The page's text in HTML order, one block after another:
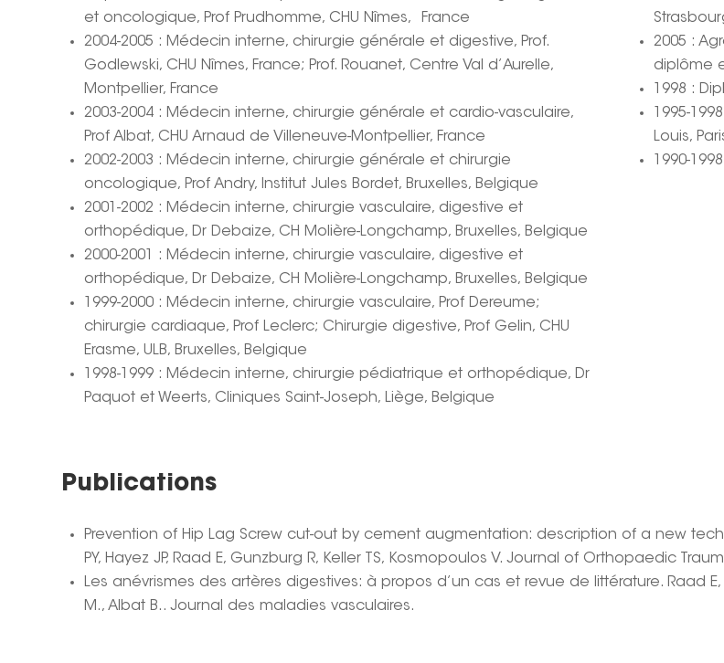
et oncologique, Prof Prudhomme, CHU Nîmes, France
2004-2005 : Médecin interne, chirurgie générale et digestive, Prof.
Godlewski, CHU Nîmes, France; Prof. Rouanet, Centre Val d’Aurelle,
Montpellier, France
2003-2004 : Médecin interne, chirurgie générale et cardio-vasculaire,
Prof Albat, CHU Arnaud de Villeneuve-Montpellier, France
2002-2003 : Médecin interne, chirurgie générale et chirurgie
oncologique, Prof Andry, Institut Jules Bordet, Bruxelles, Belgique
2001-2002 : Médecin interne, chirurgie vasculaire, digestive et
orthopédique, Dr Debaize, CH Molière-Longchamp, Bruxelles, Belgique
2000-2001 : Médecin interne, chirurgie vasculaire, digestive et
orthopédique, Dr Debaize, CH Molière-Longchamp, Bruxelles, Belgique
1999-2000 : Médecin interne, chirurgie vasculaire, Prof Dereume;
chirurgie cardiaque, Prof Leclerc; Chirurgie digestive, Prof Gelin, CHU
Erasme, ULB, Bruxelles, Belgique
1998-1999 : Médecin interne, chirurgie pédiatrique et orthopédique, Dr
Paquot et Weerts, Cliniques Saint-Joseph, Liège, Belgique
2005 :
diplôme
1998 :
1995-
Louis,
1990-
Publications
Prevention of Hip Lag Screw cut-out by cement augmentation: description of a new
PY, Hayez JP, Raad E, Gunzburg R, Keller TS, Kosmopoulos V. Journal of Orthopaedic
Les anévrismes des artères digestives: à propos d’un cas et revue de littérature. Raad E,
M., Albat B.. Journal des maladies vasculaires.